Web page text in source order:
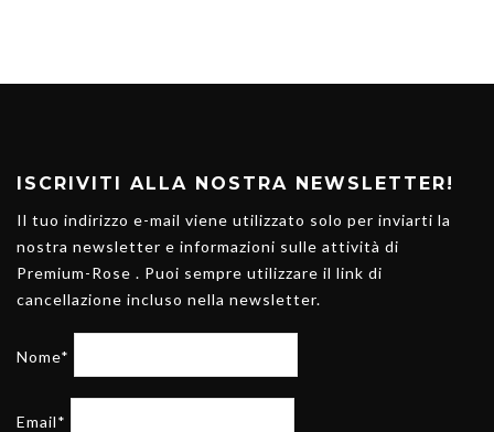
ISCRIVITI ALLA NOSTRA NEWSLETTER!
Il tuo indirizzo e-mail viene utilizzato solo per inviarti la
nostra newsletter e informazioni sulle attività di
Premium-Rose . Puoi sempre utilizzare il link di
cancellazione incluso nella newsletter.
Nome*
Email*